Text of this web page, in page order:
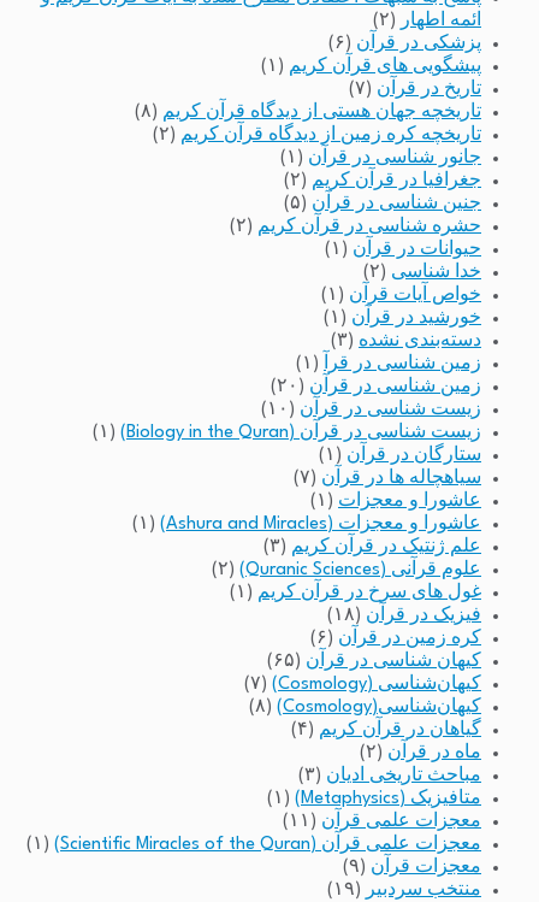
ائمه اطهار
(۲)
پزشکی در قرآن (۶)
پیشگویی های قرآن کریم (۱)
تاریخ در قرآن (۷)
تاریخچه جهان هستی از دیدگاه قرآن کریم (۸)
تاریخچه کره زمین از دیدگاه قرآن کریم (۲)
جانور شناسی در قرآن (۱)
جغرافیا در قرآن کریم (۲)
جنین شناسی در قرآن (۵)
حشره شناسی در قرآن کریم (۲)
حیوانات در قرآن (۱)
خدا شناسی (۲)
خواص آیات قرآن (۱)
خورشید در قرآن (۱)
دسته‌بندی نشده (۳)
زمین شناسی در قرآ
(۱)
زمین شناسی در قرآن (۲۰)
زیست شناسی در قرآن (۱۰)
زیست شناسی در قرآن (Biology in the Quran)
(۱)
ستارگان در قرآن (۱)
سیاهچاله ها در قرآن (۷)
عاشورا و معجزات (۱)
عاشورا و معجزات (Ashura and Miracles)
(۱)
علم ژنتیک در قرآن کریم (۳)
علوم قرآنی (Quranic Sciences)
(۲)
غول های سرخ در قرآن کریم (۱)
فیزیک در قرآن (۱۸)
کره زمین در قرآن (۶)
کیهان شناسی در قرآن (۶۵)
کیهان‌شناسی (Cosmology)
(۷)
کیهان‌شناسی(Cosmology)
(۸)
گیاهان در قرآن کریم (۴)
ماه در قرآن (۲)
مباحث تاریخی ادیان (۳)
متافیزیک (Metaphysics)
(۱)
معجزات علمی قرآن (۱۱)
معجزات علمی قرآن (Scientific Miracles of the Quran)
(۱)
معجزات قرآن (۹)
منتخب سردبیر
(۱۹)